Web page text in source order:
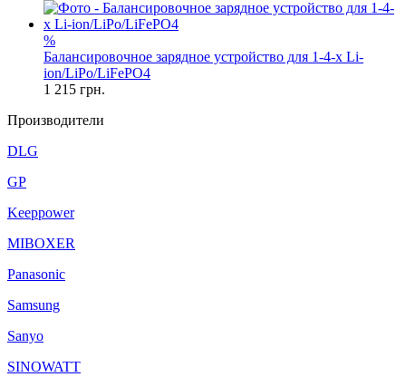
%
Балансировочное зарядное устройство для 1-4-х Li-
ion/LiPo/LiFePO4
1 215 грн.
Производители
DLG
GP
Keeppower
MIBOXER
Panasonic
Samsung
Sanyo
SINOWATT